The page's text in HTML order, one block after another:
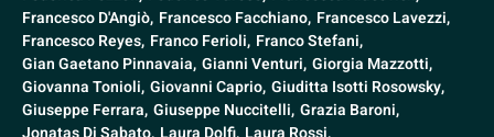
Francesco D'Angiò, Francesco Facchiano, Francesco Lavezzi,
Francesco Reyes, Franco Ferioli, Franco Stefani,
Gian Gaetano Pinnavaia, Gianni Venturi, Giorgia Mazzotti,
Giovanna Tonioli, Giovanni Caprio, Giuditta Isotti Rosowsky,
Giuseppe Ferrara, Giuseppe Nuccitelli, Grazia Baroni,